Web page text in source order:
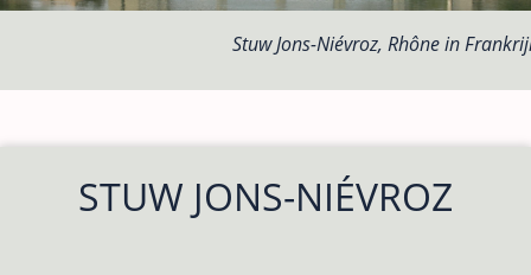
Stuw Jons-Niévroz, Rhône in
STUW JONS-NIÉVROZ